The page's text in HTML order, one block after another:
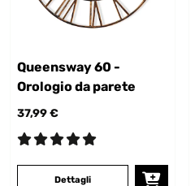
Queensway 60 -
Orologio da parete
37,99 €
Dettagli